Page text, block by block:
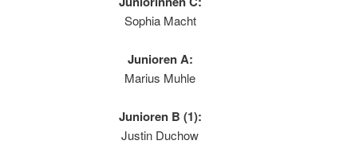
Sophia Macht
Junioren A:
Marius Muhle
Junioren B (1):
Justin Duchow